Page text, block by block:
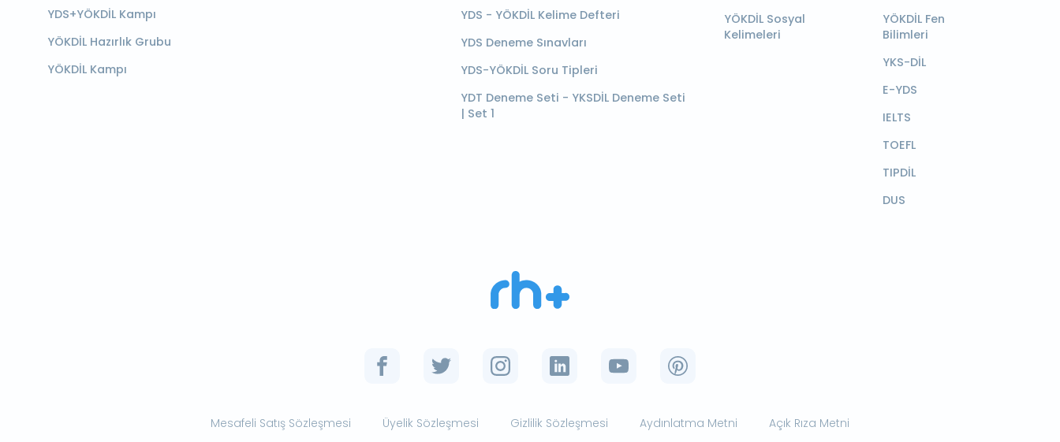
YDS+YÖKDİL Kampı
YÖKDİL Hazırlık Grubu
YÖKDİL Kampı
YDS - YÖKDİL Kelime Defteri
YDS Deneme Sınavları
YDS-YÖKDİL Soru Tipleri
YDT Deneme Seti - YKSDİL Deneme Seti
| Set 1
YÖKDİL Sosyal
Kelimeleri
YÖKDİL Fen
Bilimleri
YKS-DİL
E-YDS
IELTS
TOEFL
TIPDİL
DUS
Mesafeli Satış Sözleşmesi Üyelik Sözleşmesi Gizlilik Sözleşmesi Aydınlatma Metni Açık Rıza Metni